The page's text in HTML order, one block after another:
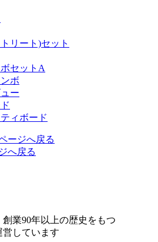
リート)セット
セットA
ボ
ー
ィボード
ージへ戻る
へ戻る
業90年以上の歴史をもつ
営しています